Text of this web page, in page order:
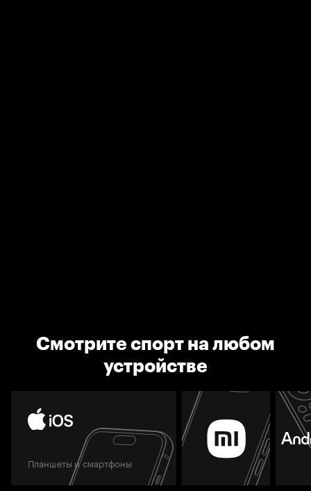
Смотрите спорт на любом
устройстве
Планшеты и смартфоны